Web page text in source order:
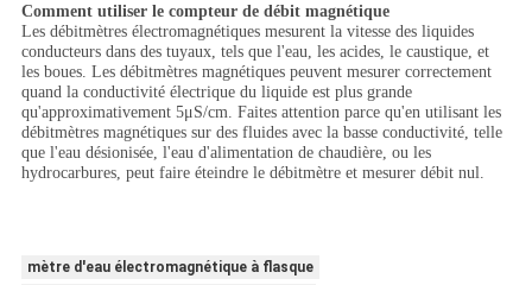
Comment utiliser le compteur de débit magnétique
Les débitmètres électromagnétiques mesurent la vitesse des liquides
conducteurs dans des tuyaux, tels que l'eau, les acides, le caustique, et
les boues. Les débitmètres magnétiques peuvent mesurer correctement
quand la conductivité électrique du liquide est plus grande
qu'approximativement 5μS/cm. Faites attention parce qu'en utilisant les
débitmètres magnétiques sur des fluides avec la basse conductivité, telle
que l'eau désionisée, l'eau d'alimentation de chaudière, ou les
hydrocarbures, peut faire éteindre le débitmètre et mesurer débit nul.
mètre d'eau électromagnétique à flasque